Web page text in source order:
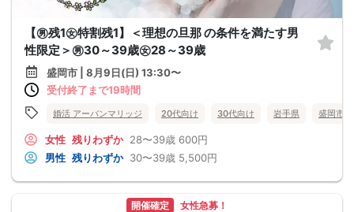
【㊚残1㊛特割残1】＜理想の旦那 の条件を満たす男
性限定＞㊚30～39歳㊛28～39歳
盛岡市 | 8月9日(日) 13:30〜
受付終了まで19時間
婚活 アーバンマリッジ 20代向け 30代向け 岩手県 盛岡市
女性 残りわずか 28〜39歳 600円
男性 残りわずか 30〜39歳 5,500円
開催確定 女性急募！